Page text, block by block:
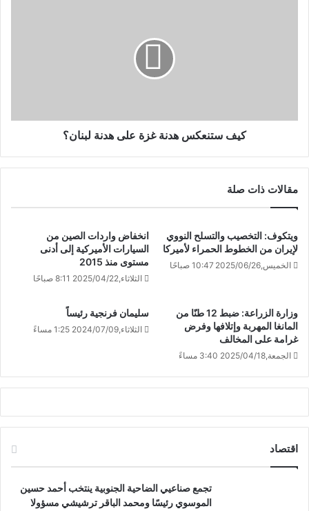
كيف ستنعكس هدنة غزة على هدنة لبنان؟
مقالات ذات صلة
ويتكوف: التخصيب والتسلح النووي
لإيران من الخطوط الحمراء لأميركا
الخميس,2025/06/26 10:47 صباحًا
انخفاض واردات الصين من
السيارات الأميركية إلى أدنى
مستوى منذ 2015
الثلاثاء,2025/04/22 8:11 صباحًا
وزارة الزراعة: ضبط 12 طنًا من
المانغا المهربة وإتلافها وفرض
غرامة على المخالف
الجمعة,2025/04/18 3:40 مساءً
سليمان فرنجية رئيساً
الثلاثاء,2024/07/09 1:25 مساءً
اقتصاد
تجمع صناعيي الضاحية الجنوبية ينتخب أحمد حسين
الموسوي رئيسًا ومحمد الباقر ترشيشي مسؤولا